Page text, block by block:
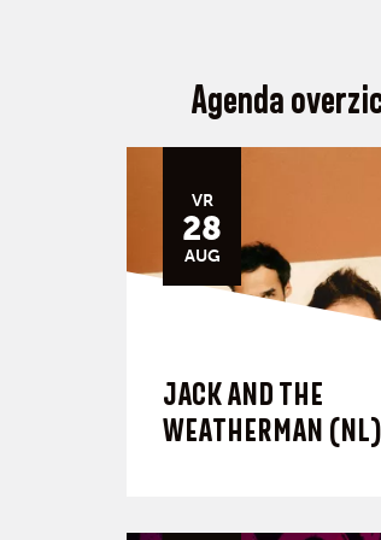
Agenda
VR
28
AUG
JACK AND THE
WEATHERMAN (NL)